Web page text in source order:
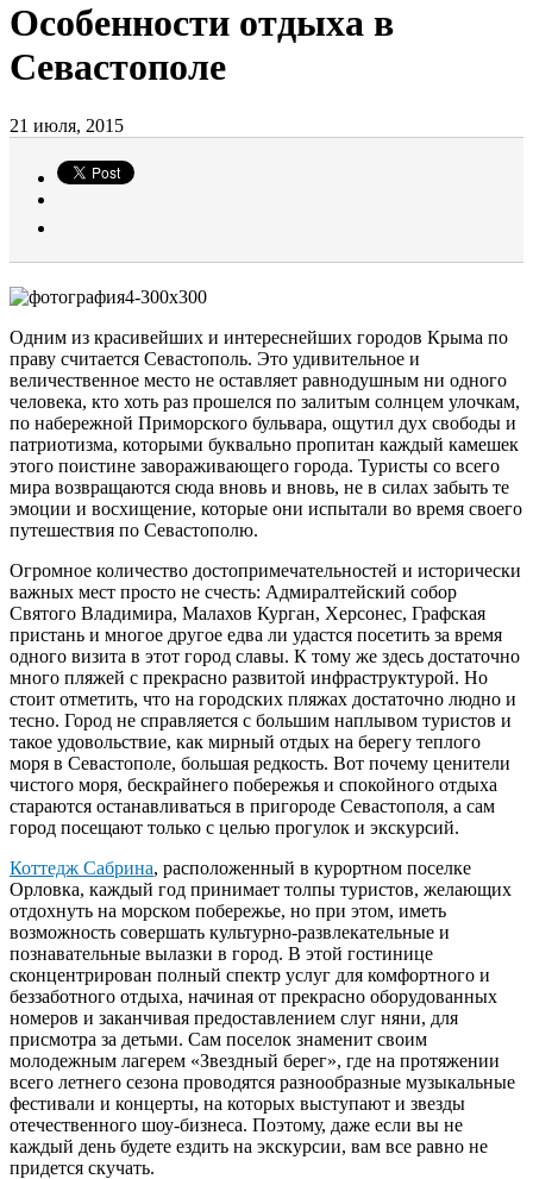
Особенности отдыха в
Севастополе
21 июля, 2015
Одним из красивейших и интереснейших городов Крыма по
праву считается Севастополь. Это удивительное и
величественное место не оставляет равнодушным ни одного
человека, кто хоть раз прошелся по залитым солнцем улочкам,
по набережной Приморского бульвара, ощутил дух свободы и
патриотизма, которыми буквально пропитан каждый камешек
этого поистине завораживающего города. Туристы со всего
мира возвращаются сюда вновь и вновь, не в силах забыть те
эмоции и восхищение, которые они испытали во время своего
путешествия по Севастополю.
Огромное количество достопримечательностей и исторически
важных мест просто не счесть: Адмиралтейский собор
Святого Владимира, Малахов Курган, Херсонес, Графская
пристань и многое другое едва ли удастся посетить за время
одного визита в этот город славы. К тому же здесь достаточно
много пляжей с прекрасно развитой инфраструктурой. Но
стоит отметить, что на городских пляжах достаточно людно и
тесно. Город не справляется с большим наплывом туристов и
такое удовольствие, как мирный отдых на берегу теплого
моря в Севастополе, большая редкость. Вот почему ценители
чистого моря, бескрайнего побережья и спокойного отдыха
стараются останавливаться в пригороде Севастополя, а сам
город посещают только с целью прогулок и экскурсий.
Коттедж Сабрина, расположенный в курортном поселке
Орловка, каждый год принимает толпы туристов, желающих
отдохнуть на морском побережье, но при этом, иметь
возможность совершать культурно-развлекательные и
познавательные вылазки в город. В этой гостинице
сконцентрирован полный спектр услуг для комфортного и
беззаботного отдыха, начиная от прекрасно оборудованных
номеров и заканчивая предоставлением слуг няни, для
присмотра за детьми. Сам поселок знаменит своим
молодежным лагерем «Звездный берег», где на протяжении
всего летнего сезона проводятся разнообразные музыкальные
фестивали и концерты, на которых выступают и звезды
отечественного шоу-бизнеса. Поэтому, даже если вы не
каждый день будете ездить на экскурсии, вам все равно не
придется скучать.